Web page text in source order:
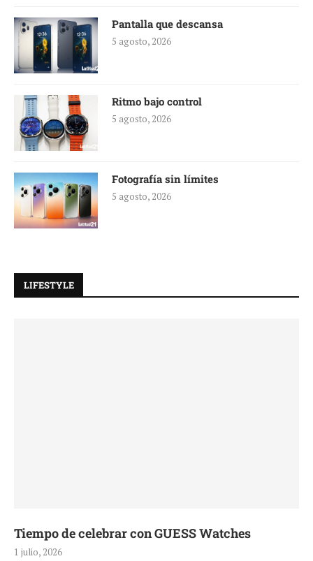
Pantalla que descansa
5 agosto, 2026
Ritmo bajo control
5 agosto, 2026
Fotografía sin límites
5 agosto, 2026
LIFESTYLE
Tiempo de celebrar con GUESS Watches
1 julio, 2026